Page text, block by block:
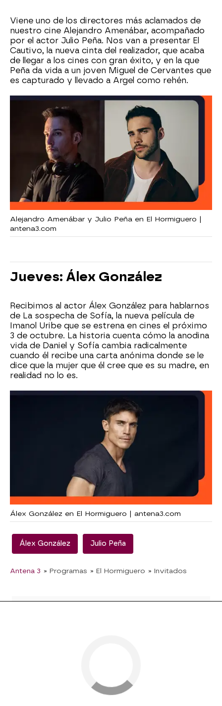
Viene uno de los directores más aclamados de
nuestro cine Alejandro Amenábar, acompañado
por el actor Julio Peña. Nos van a presentar El
Cautivo, la nueva cinta del realizador, que acaba
de llegar a los cines con gran éxito, y en la que
Peña da vida a un joven Miguel de Cervantes que
es capturado y llevado a Argel como rehén.
Alejandro Amenábar y Julio Peña en El Hormiguero |
antena3.com
Jueves: Álex González
Recibimos al actor Álex González para hablarnos
de La sospecha de Sofía, la nueva película de
Imanol Uribe que se estrena en cines el próximo
3 de octubre. La historia cuenta cómo la anodina
vida de Daniel y Sofía cambia radicalmente
cuando él recibe una carta anónima donde se le
dice que la mujer que él cree que es su madre, en
realidad no lo es.
Álex González en El Hormiguero | antena3.com
Álex González Julio Peña
Antena 3 » Programas » El Hormiguero » Invitados